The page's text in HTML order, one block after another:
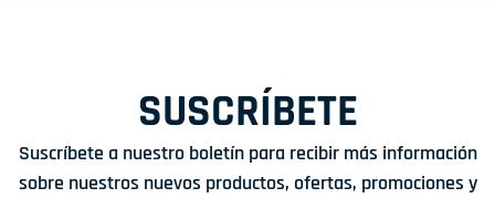
SUSCRÍBETE
Suscríbete a nuestro boletín para recibir más información
sobre nuestros nuevos productos, ofertas, promociones y